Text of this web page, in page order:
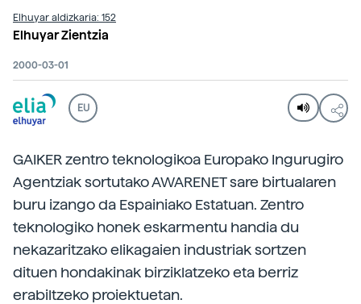
Elhuyar aldizkaria: 152
Elhuyar Zientzia
2000-03-01
EU
GAIKER zentro teknologikoa Europako Ingurugiro
Agentziak sortutako AWARENET sare birtualaren
buru izango da Espainiako Estatuan. Zentro
teknologiko honek eskarmentu handia du
nekazaritzako elikagaien industriak sortzen
dituen hondakinak birziklatzeko eta berriz
erabiltzeko proiektuetan.